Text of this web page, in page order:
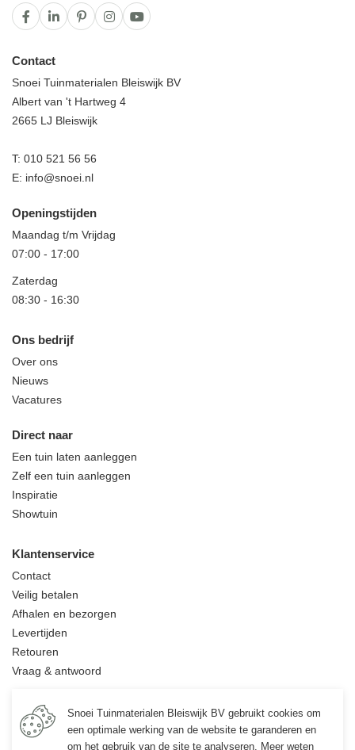
Contact
Snoei Tuinmaterialen Bleiswijk BV
Albert van 't Hartweg 4
2665 LJ Bleiswijk
T: 010 521 56 56
E: info@snoei.nl
Openingstijden
Maandag t/m Vrijdag
07:00 - 17:00
Zaterdag
08:30 - 16:30
Ons bedrijf
Over ons
Nieuws
Vacatures
Direct naar
Een tuin laten aanleggen
Zelf een tuin aanleggen
Inspiratie
Showtuin
Klantenservice
Contact
Veilig betalen
Afhalen en bezorgen
Levertijden
Retouren
Vraag & antwoord
Informatie
Over ons
Snoei Tuinmaterialen Bleiswijk BV gebruikt cookies om
een optimale werking van de website te garanderen en
om het gebruik van de site te analyseren. Meer weten